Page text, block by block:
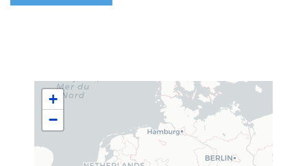
+
−